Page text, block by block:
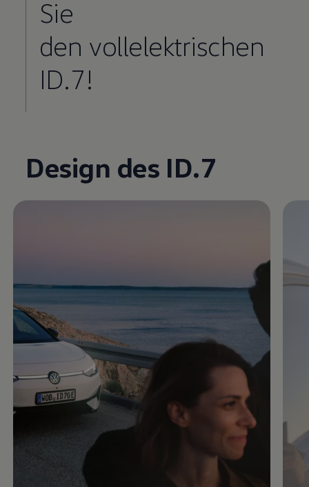
Sie
den vollelektrischen
ID.7!
Enable fullscreen mode
Design des ID.7